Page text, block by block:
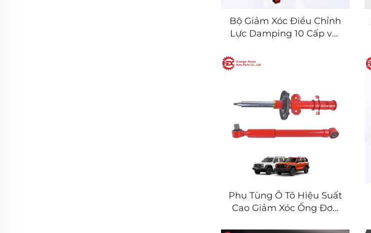
Bộ Giảm Xóc Điều Chỉnh
Lực Damping 10 Cấp với
Thể Điều Chỉnh
Phụ Tùng Ô Tô Hiệu Suất
Cao Giảm Xóc Ống Đơn